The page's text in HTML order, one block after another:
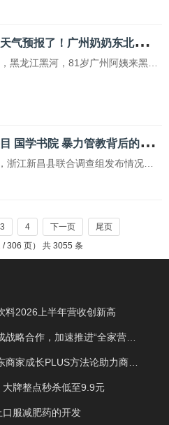
下，他已经向医院申请销毁了胚
不在场，得知情况后她表示如果属
次日带着记者去医院核实
我
看了天气预报了！广州奶奶东北旅游穿羽绒服配凉鞋
黑龙江黑河，81岁广州阿姨来黑河
绒服搭配凉鞋，阿姨：“来的时候看
传
销头目 国学书院 暴力管教背后的真相
浙江新昌县联合调查组发布情况通
媒体报道的如是书院封闭式课程体
报道中反映的问题开展线索核查和
工作
3 4 下一页
尾页
/ 306 页） 共 3055 条
料2026上半年营收创新高
战略合作，加速推进“全家营
家成长PLUS方法论助力商家
大牌整点秒杀低至9.9元
口服减肥药的开发